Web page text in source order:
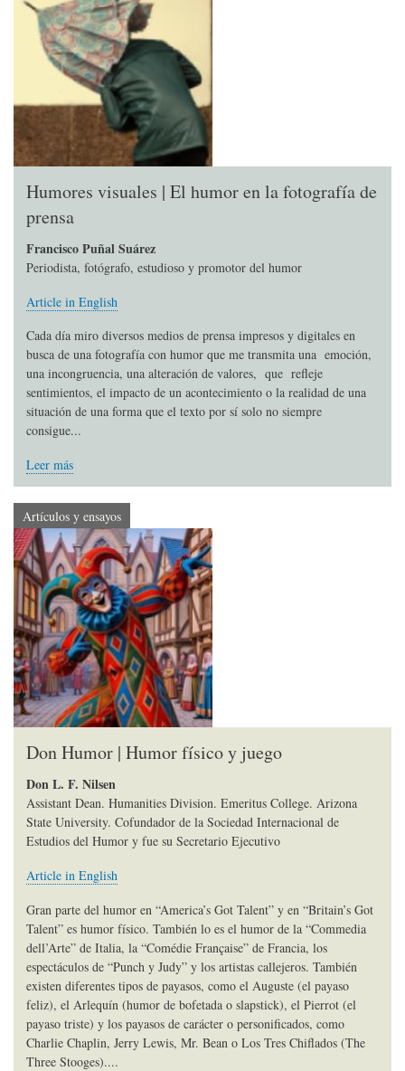
Humores visuales | El humor en la fotografía de
prensa
Francisco Puñal Suárez
Periodista, fotógrafo, estudioso y promotor del humor
Article in English
Cada día miro diversos medios de prensa impresos y digitales en
busca de una fotografía con humor que me transmita una emoción,
una incongruencia, una alteración de valores, que refleje
sentimientos, el impacto de un acontecimiento o la realidad de una
situación de una forma que el texto por sí solo no siempre
consigue...
Leer más
Artículos y ensayos
Don Humor | Humor físico y juego
Don L. F. Nilsen
Assistant Dean. Humanities Division. Emeritus College. Arizona
State University. Cofundador de la Sociedad Internacional de
Estudios del Humor y fue su Secretario Ejecutivo
Article in English
Gran parte del humor en “America’s Got Talent” y en “Britain’s Got
Talent” es humor físico. También lo es el humor de la “Commedia
dell’Arte” de Italia, la “Comédie Française” de Francia, los
espectáculos de “Punch y Judy” y los artistas callejeros. También
existen diferentes tipos de payasos, como el Auguste (el payaso
feliz), el Arlequín (humor de bofetada o slapstick), el Pierrot (el
payaso triste) y los payasos de carácter o personificados, como
Charlie Chaplin, Jerry Lewis, Mr. Bean o Los Tres Chiflados (The
Three Stooges)....